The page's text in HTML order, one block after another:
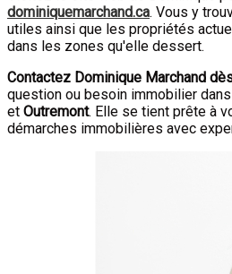
dominiquemarchand.ca. Vous y
utiles ainsi que les propriétés
dans les zones qu'elle dessert.
Contactez Dominique Marchand
question ou besoin immobilier
et Outremont. Elle se tient prête à
démarches immobilières avec